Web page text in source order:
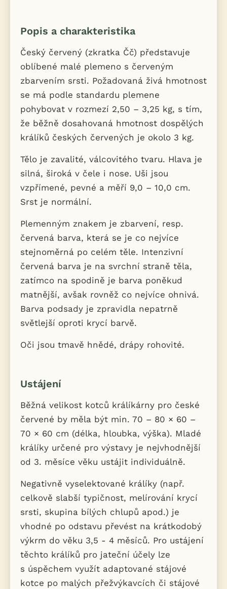
Popis a charakteristika
Český červený (zkratka Čč) představuje
oblíbené malé plemeno s červeným
zbarvením srsti. Požadovaná živá hmotnost
se má podle standardu plemene
pohybovat v rozmezí 2,50 – 3,25 kg, s tím,
že běžně dosahovaná hmotnost dospělých
králíků českých červených je okolo 3 kg.
Tělo je zavalité, válcovitého tvaru. Hlava je
silná, široká v čele i nose. Uši jsou
vzpřímené, pevné a měří 9,0 – 10,0 cm.
Srst je normální.
Plemenným znakem je zbarvení, resp.
červená barva, která se je co nejvíce
stejnoměrná po celém těle. Intenzivní
červená barva je na svrchní straně těla,
zatímco na spodině je barva poněkud
matnější, avšak rovněž co nejvíce ohnivá.
Barva podsady je zpravidla nepatrně
světlejší oproti krycí barvě.
Oči jsou tmavě hnědé, drápy rohovité.
Ustájení
Běžná velikost kotců králíkárny pro české
červené by měla být min. 70 – 80 × 60 –
70 × 60 cm (délka, hloubka, výška). Mladé
králíky určené pro výstavy je nejvhodnější
od 3. měsíce věku ustájit individuálně.
Negativně vyselektované králíky (např.
celkově slabší typičnost, melírování krycí
srsti, skupina bílých chlupů apod.) je
vhodné po odstavu převést na krátkodobý
výkrm do věku 3,5 - 4 měsíců. Pro ustájení
těchto králíků pro jateční účely lze
s úspěchem využít adaptované stájové
kotce po malých přežvýkavcích či stájové